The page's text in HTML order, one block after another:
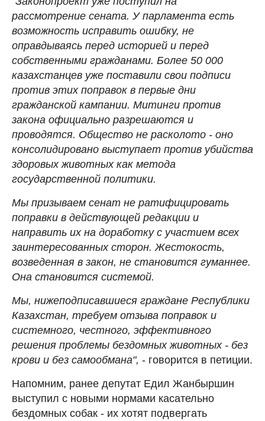
рассмотрение сената. У парламента есть
возможность исправить ошибку, не
оправдываясь перед историей и перед
собственными гражданами. Более 50 000
казахстанцев уже поставили свои подписи
против этих поправок в первые дни
гражданской кампании. Митинги против
закона официально разрешаются и
проводятся. Общество не расколото - оно
консолидировано выступает против убийства
здоровых животных как метода
государственной политики.
Мы призываем сенат не ратифицировать
поправки в действующей редакции и
направить их на доработку с участием всех
заинтересованных сторон. Жестокость,
возведенная в закон, не становится гуманнее.
Она становится системой.
Мы, нижеподписавшиеся граждане Республики
Казахстан, требуем отзыва поправок и
системного, честного, эффективного
решения проблемы бездомных животных - без
крови и без самообмана", - говорится в петиции.
Напомним, ранее депутат Едил Жанбыршин
выступил с новыми нормами касательно
бездомных собак - их хотят подвергать